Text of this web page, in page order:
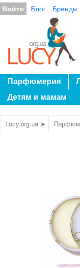
Войти Блог Бренды
Парфюмерия
Детям и мамам
Lucy.org.ua ➤